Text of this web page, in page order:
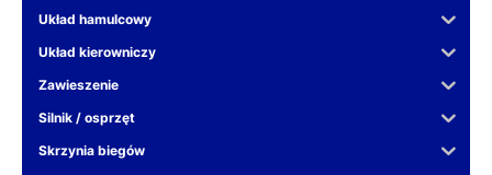
Układ hamulcowy
Układ kierowniczy
Zawieszenie
Silnik / osprzęt
Skrzynia biegów